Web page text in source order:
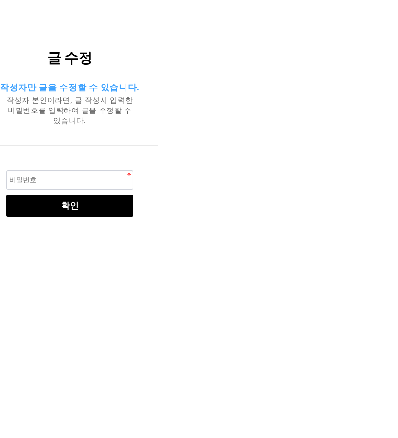
글 수정
작성자만 글을 수정할 수 있습니다.
작성자 본인이라면, 글 작성시 입력한
비밀번호를 입력하여 글을 수정할 수
있습니다.